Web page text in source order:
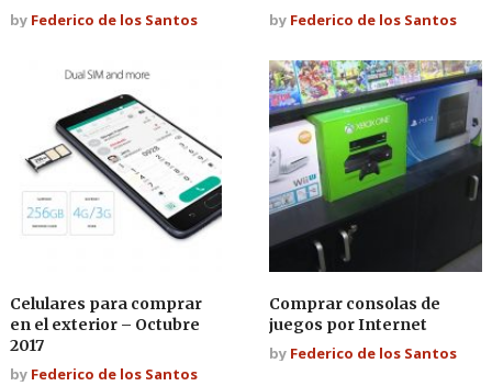
by Federico de los Santos
by Federico de los Santos
Celulares para comprar
en el exterior – Octubre
2017
by Federico de los Santos
Comprar consolas de
juegos por Internet
by Federico de los Santos